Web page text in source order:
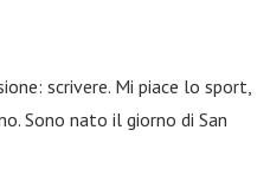
scrivere. Mi piace lo sport,
Sono nato il giorno di San